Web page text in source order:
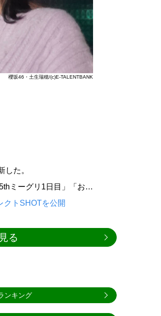
櫻坂46・土生瑞穂/(c)E-TALENTBANK
した。
ミーグリ1日目」「お…
クトSHOTを公開
る
ンキング